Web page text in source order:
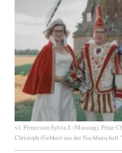
v.l. Prinzessin Sylvia I. (Massing), Prinz
Christoph (Gebker) aus der